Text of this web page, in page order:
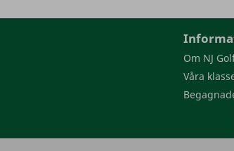
Om NJ
Våra